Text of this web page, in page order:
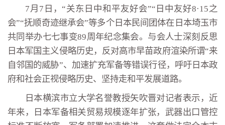
7月7日，“关东日中和平友好会”“日中友好8·15之
会”“抚顺奇迹继承会”等多个日本民间团体在日本埼玉市
共同举办七七事变89周年纪念集会。与会人士深刻反思
日本军国主义侵略历史，反对高市早苗政府渲染所谓“来
自邻国的威胁”、加速扩充军备等错误行径，呼吁日本政
府和社会正视侵略历史、坚持走和平发展道路。
日本横滨市立大学名誉教授矢吹晋对记者表示，近
年来，日本军备相关贸易规模逐年扩张，武器出口管控